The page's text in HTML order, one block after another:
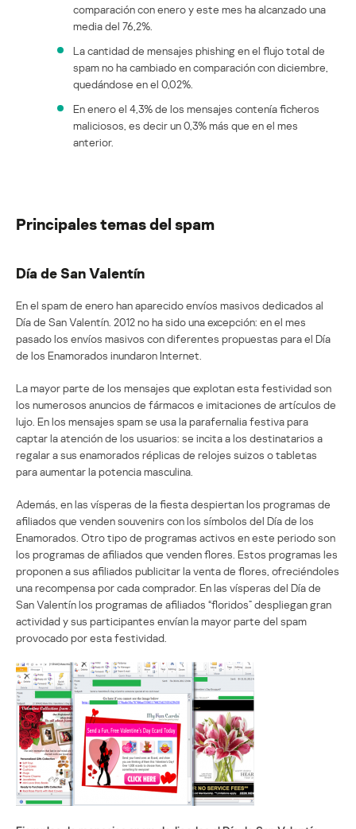
comparación con enero y este mes ha alcanzado una
media del 76,2%.
La cantidad de mensajes phishing en el flujo total de
spam no ha cambiado en comparación con diciembre,
quedándose en el 0,02%.
En enero el 4,3% de los mensajes contenía ficheros
maliciosos, es decir un 0,3% más que en el mes
anterior.
Principales temas del spam
Día de San Valentín
En el spam de enero han aparecido envíos masivos dedicados al
Día de San Valentín. 2012 no ha sido una excepción: en el mes
pasado los envíos masivos con diferentes propuestas para el Día
de los Enamorados inundaron Internet.
La mayor parte de los mensajes que explotan esta festividad son
los numerosos anuncios de fármacos e imitaciones de artículos de
lujo. En los mensajes spam se usa la parafernalia festiva para
captar la atención de los usuarios: se incita a los destinatarios a
regalar a sus enamorados réplicas de relojes suizos o tabletas
para aumentar la potencia masculina.
Además, en las vísperas de la fiesta despiertan los programas de
afiliados que venden souvenirs con los símbolos del Día de los
Enamorados. Otro tipo de programas activos en este periodo son
los programas de afiliados que venden flores. Estos programas les
proponen a sus afiliados publicitar la venta de flores, ofreciéndoles
una recompensa por cada comprador. En las vísperas del Día de
San Valentín los programas de afiliados “floridos” despliegan gran
actividad y sus participantes envían la mayor parte del spam
provocado por esta festividad.